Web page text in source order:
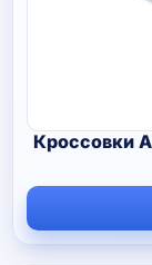
Кроссовки